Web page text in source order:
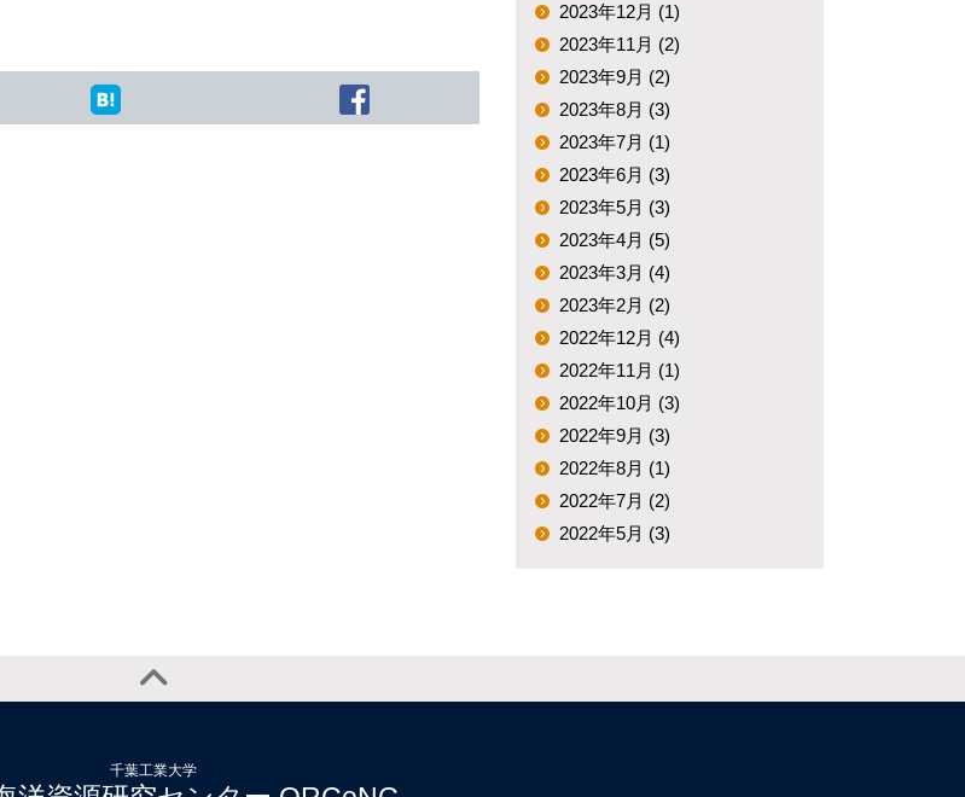
2023年12月 (1)
2023年11月 (2)
2023年9月 (2)
2023年8月 (3)
2023年7月 (1)
2023年6月 (3)
2023年5月 (3)
2023年4月 (5)
2023年3月 (4)
2023年2月 (2)
2022年12月 (4)
2022年11月 (1)
2022年10月 (3)
2022年9月 (3)
2022年8月 (1)
2022年7月 (2)
2022年5月 (3)
千葉工業大学